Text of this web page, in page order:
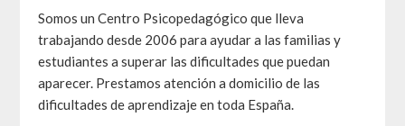
Somos un Centro Psicopedagógico que lleva
trabajando desde 2006 para ayudar a las familias y
estudiantes a superar las dificultades que puedan
aparecer. Prestamos atención a domicilio de las
dificultades de aprendizaje en toda España.